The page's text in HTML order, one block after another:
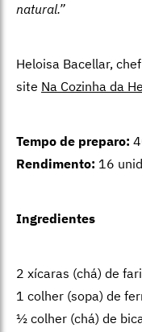
natural.”
Heloisa Bacellar,
site Na Cozinha da
Tempo de preparo:
Rendimento: 16
Ingredientes
2 xícaras (chá) de
1 colher (sopa) de
½ colher (chá) de